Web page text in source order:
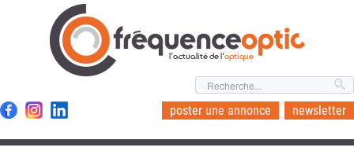
l'actualité de l'optique
poster une annonce newsletter